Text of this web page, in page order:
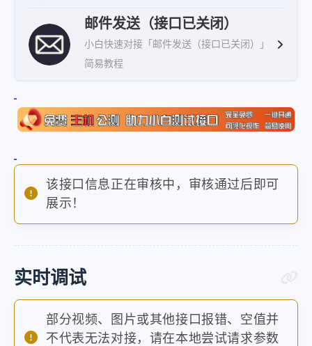
邮件发送（接口已关闭）
小白快速对接「邮件发送（接口已关闭）」
简易教程
该接口信息正在审核中，审核通过后即可
展示！
实时调试
部分视频、图片或其他接口报错、空值并
不代表无法对接，请在本地尝试请求参数